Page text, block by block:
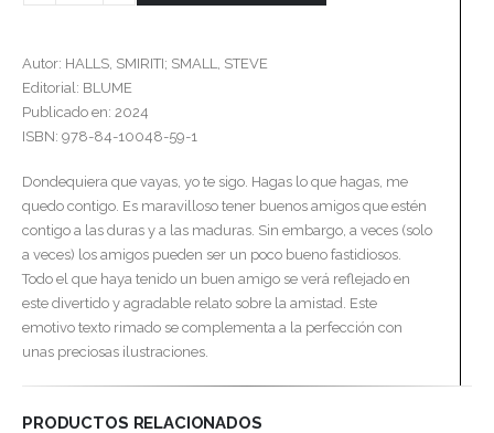
Autor: HALLS, SMIRITI; SMALL, STEVE
Editorial: BLUME
Publicado en: 2024
ISBN: 978-84-10048-59-1
Dondequiera que vayas, yo te sigo. Hagas lo que hagas, me
quedo contigo. Es maravilloso tener buenos amigos que estén
contigo a las duras y a las maduras. Sin embargo, a veces (solo
a veces) los amigos pueden ser un poco bueno fastidiosos.
Todo el que haya tenido un buen amigo se verá reflejado en
este divertido y agradable relato sobre la amistad. Este
emotivo texto rimado se complementa a la perfección con
unas preciosas ilustraciones.
PRODUCTOS RELACIONADOS